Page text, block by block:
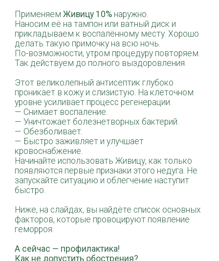
Применяем Живицу 10% наружно.
Наносим её на тампон или ватный диск и
прикладываем к воспалённому месту. Хорошо
делать такую примочку на всю ночь.
По-возможности, утром процедуру повторяем.
Так действуем до полного выздоровления.
Этот великолепный антисептик глубоко
проникает в кожу и слизистую. На клеточном
уровне усиливает процесс регенерации.
— Снимает воспаление.
— Уничтожает болезнетворных бактерий.
— Обезболивает.
— Быстро заживляет и улучшает
кровоснабжение.
Начинайте использовать Живицу, как только
появляются первые признаки этого недуга. Не
запускайте ситуацию и облегчение наступит
быстро.
Ниже, на слайдах, вы найдёте список основных
факторов, которые провоцируют появление
геморроя.
А сейчас — профилактика!
Как не допустить обострения?